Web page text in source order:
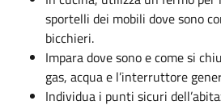
sportelli dei mobili dove sono
bicchieri.
Impara dove sono e come si
gas, acqua e l’interruttore
Individua i punti sicuri